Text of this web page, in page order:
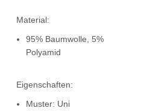
Material:
95% Baumwolle, 5%
Polyamid
Eigenschaften:
Muster: Uni